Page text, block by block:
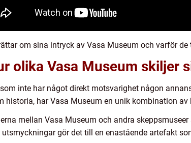
om sina intryck av Vasa Museum och varför
olika Vasa Museum skiljer
inte har något direkt motsvarighet någon
historia, har Vasa Museum en unik kombination
mellan Vasa Museum och andra
gör det till en enastående artefakt